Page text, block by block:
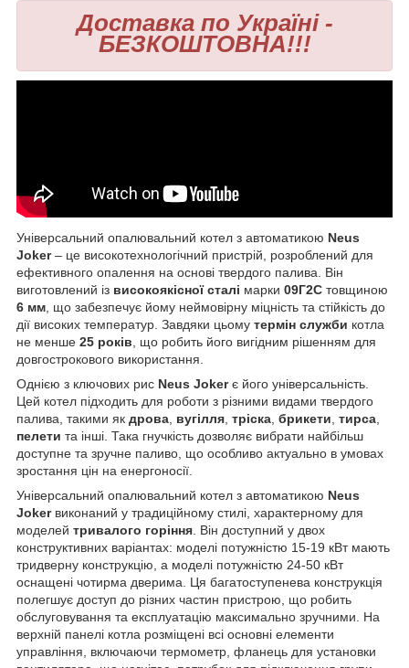
Доставка по Україні -
БЕЗКОШТОВНА!!!
Універсальний опалювальний котел з автоматикою Neus
Joker– це високотехнологічний пристрій, розроблений для
ефективного опалення на основі твердого палива. Він
виготовлений із високоякісної сталі марки 09Г2С товщиною
6 мм , що забезпечує йому неймовірну міцність та стійкість до
дії високих температур. Завдяки цьому термін служби котла
не менше 25 років , що робить його вигідним рішенням для
довгострокового використання.
Однією з ключових рис Neus Jokerє його універсальність.
Цей котел підходить для роботи з різними видами твердого
палива, такими як дрова вугілля тріска брикети тирса
пелети та інші. Така гнучкість дозволяє вибрати найбільш
доступне та зручне паливо, що особливо актуально в умовах
зростання цін на енергоносії.
Універсальний опалювальний котел з автоматикою Neus
Jokerвиконаний у традиційному стилі, характерному для
моделей тривалого горіння . Він доступний у двох
конструктивних варіантах: моделі потужністю 15-19 кВт мають
тридверну конструкцію, а моделі потужністю 24-50 кВт
оснащені чотирма дверима. Ця багатоступенева конструкція
полегшує доступ до різних частин пристрою, що робить
обслуговування та експлуатацію максимально зручними. На
верхній панелі котла розміщені всі основні елементи
управління, включаючи термометр, фланець для установки